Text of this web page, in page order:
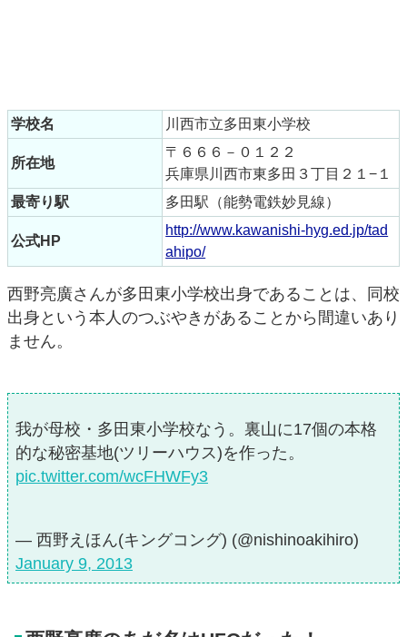
学校名 川西市立多田東小学校
所在地
〒６６６－０１２２
兵庫県川西市東多田３丁目２１−１
最寄り駅
多田駅（能勢電鉄妙見線）
公式HP
http://www.kawanishi-hyg.ed.jp/tad
ahipo/
西野亮廣さんが多田東小学校出身であることは、同校
出身という本人のつぶやきがあることから間違いあり
ません。
我が母校・多田東小学校なう。裏山に17個の本格
的な秘密基地(ツリーハウス)を作った。
pic.twitter.com/wcFHWFy3
— 西野えほん(キングコング) (@nishinoakihiro)
January 9, 2013